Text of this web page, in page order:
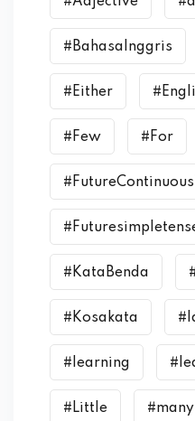
#BahasaInggris
#Either
#Few #For
#KataBenda
#Kosakata
#learning
#Little #many